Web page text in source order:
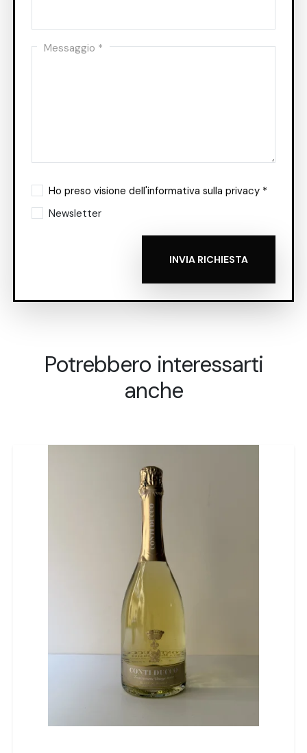
Messaggio *
Ho preso visione dell'informativa sulla privacy *
Newsletter
INVIA RICHIESTA
Potrebbero interessarti
anche